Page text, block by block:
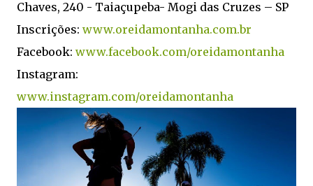
Chaves, 240 - Taiaçupeba- Mogi das Cruzes – SP
Inscrições: www.oreidamontanha.com.br
Facebook: www.facebook.com/oreidamontanha
Instagram:
www.instagram.com/oreidamontanha